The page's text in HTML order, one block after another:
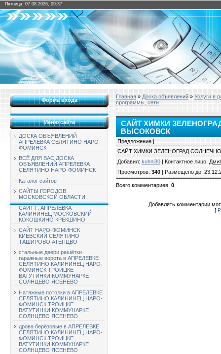
Пятница, 07.08.2026, 09:37
Форма входа
Меню сайта
ДОСКА ОБЪЯВЛЕНИЙ
АПРЕЛЕВКА СЕЛЯТИНО НАРО-
ФОМИНСК
ВСЁ ДЛЯ ВАС ДОСКА
ОБЪЯВЛЕНИЙ АПРЕЛЕВКА
СЕЛЯТИНО НАРО-ФОМИНСК
Каталог сайтов
САЙТЫ ГОРОДОВ
МОСКОВСКОЙ ОБЛАСТИ
САЙТ Г. АПРЕЛЕВКА
КАЛИНИНЕЦ МОСКОВСКИЙ
КОКОШКИНО КРЁКШИНО
САЙТ НАРО-ФОМИНСК
КИЕВСКИЙ СЕЛЯТИНО
ТАШИРОВО АТЕПЦВО
стальные двери решётки
гаражные ворота в АПРЕЛЕВКЕ
СЕЛЯТИНО КАЛИНИНЕЦ НАРО-
ФОМИНСК ТРОИЦКЕ
ВАТУТИНКИ КОММУНАРКЕ
СОЛНЦЕВО ЯСЕНЕВО
Натяжные потолки в АПРЕЛЕВКЕ
СЕЛЯТИНО КАЛИНИНЕЦ НАРО-
ФОМИНСК ТРОИЦКЕ
ВАТУТИНКИ КОММУНАРКЕ
СОЛНЦЕВО ЯСЕНЕВО
дрова берёзовые в АПРЕЛЕВКЕ
СЕЛЯТИНО КАЛИНИНЕЦ НАРО-
ФОМИНСК ТРОИЦКЕ
ВАТУТИНКИ КОММУНАРКЕ
СОЛНЦЕВО ЯСЕНЕВО
Главная » Доска объявлений » Услуги в
программы, сети
САЙТ ХИМКИ
ВЫСОКОВСК
Предложение |
САЙТ ХИМКИ ЗЕЛЕНОГРАД
Добавил: kuhni30 | Контактное лицо:
Просмотров: 340 | Размещено до:
Всего комментариев: 0
Добавлять комментарии
[